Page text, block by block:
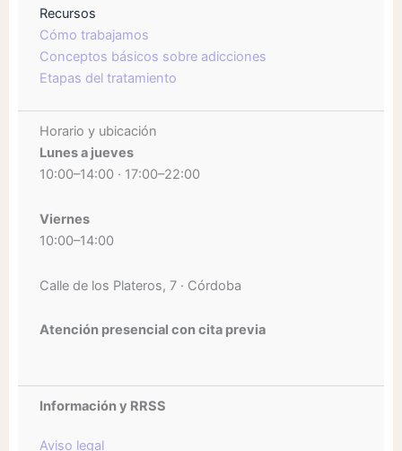
Recursos
Cómo trabajamos
Conceptos básicos sobre adicciones
Etapas del tratamiento
Horario y ubicación
Lunes a jueves
10:00–14:00 · 17:00–22:00
Viernes
10:00–14:00
Calle de los Plateros, 7 · Córdoba
Atención presencial con cita previa
Información y RRSS
Aviso legal